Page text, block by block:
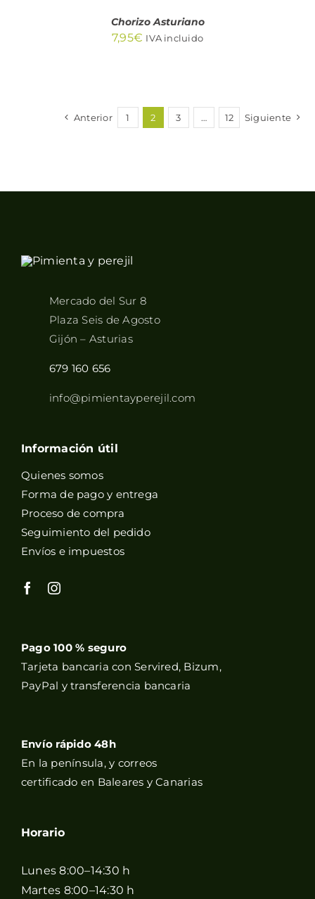
Chorizo Asturiano
7,95€ IVA incluido
Anterior 1 2 3 … 12 Siguiente
Mercado del Sur 8
Plaza Seis de Agosto
Gijón – Asturias
679 160 656
info@pimientayperejil.com
Información útil
Quienes somos
Forma de pago y entrega
Proceso de compra
Seguimiento del pedido
Envíos e impuestos
Pago 100 % seguro
Tarjeta bancaria con Servired, Bizum,
PayPal y transferencia bancaria
Envío rápido 48h
En la península, y correos
certificado en Baleares y Canarias
Horario
Lunes 8:00–14:30 h
Martes 8:00–14:30 h